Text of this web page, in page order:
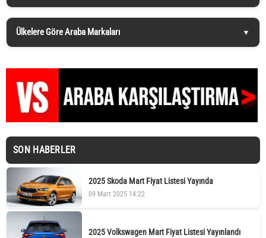
Ülkelere Göre Araba Markaları
SON HABERLER
2025 Skoda Mart Fiyat Listesi Yayında
09 Mart 2025 14:22
2025 Volkswagen Mart Fiyat Listesi Yayınlandı